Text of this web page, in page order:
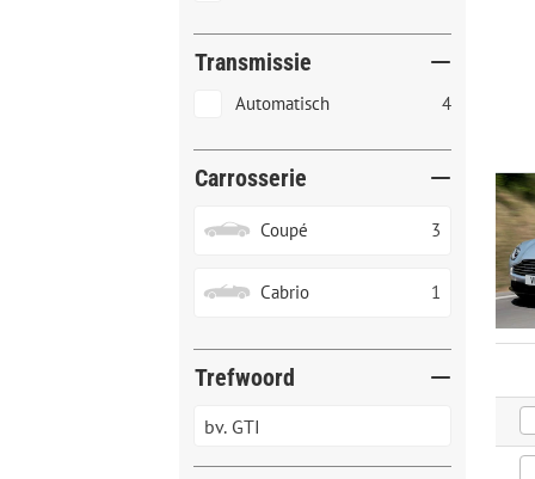
Transmissie
Automatisch 4
Carrosserie
Coupé 3
Cabrio 1
Trefwoord